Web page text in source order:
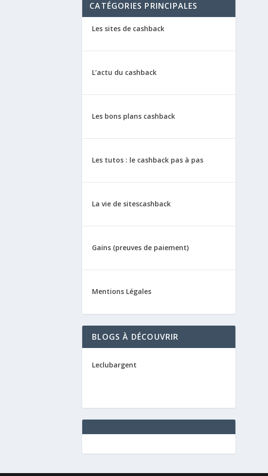
CATÉGORIES PRINCIPALES
Les sites de cashback
L’actu du cashback
Les bons plans cashback
Les tutos : le cashback pas à pas
La vie de sitescashback
Gains (preuves de paiement)
Mentions Légales
BLOGS À DÉCOUVRIR
Leclubargent